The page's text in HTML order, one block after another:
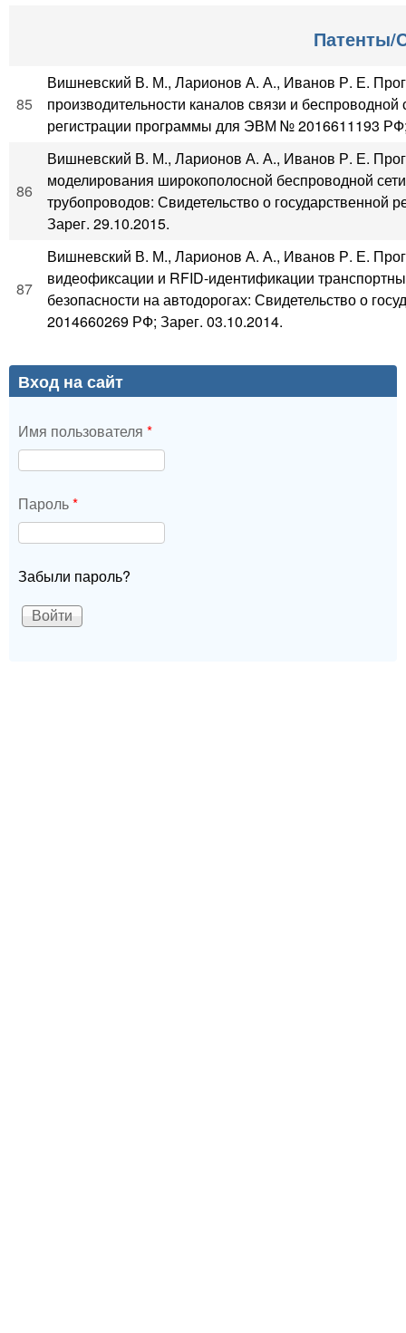
Патенты/
85
Вишневский В. М., Ларионов А. А., Иванов Р. Е.
производительности каналов связи и
регистрации программы для ЭВМ № 2016611193
86
Вишневский В. М., Ларионов А. А., Иванов Р. Е.
моделирования широкополосной беспроводной
трубопроводов: Свидетельство о
Зарег. 29.10.2015.
87
Вишневский В. М., Ларионов А. А., Иванов Р. Е.
видеофиксации и RFID-идентификации
безопасности на автодорогах: Свидетельство о
2014660269 РФ; Зарег. 03.10.2014.
Вход на сайт
Имя пользователя *
Пароль*
Забыли пароль?